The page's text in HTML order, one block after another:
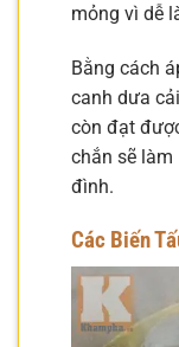
mỏng vì dễ
Bằng cách
canh dưa
còn đạt
chắn sẽ
đình.
Các Biến